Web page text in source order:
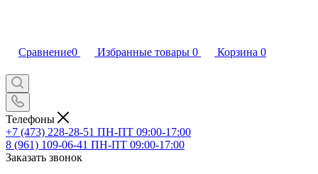
Сравнение0 Избранные товары 0 Корзина 0
Телефоны
+7 (473) 228-28-51 ПН-ПТ 09:00-17:00
8 (961) 109-06-41 ПН-ПТ 09:00-17:00
Заказать звонок